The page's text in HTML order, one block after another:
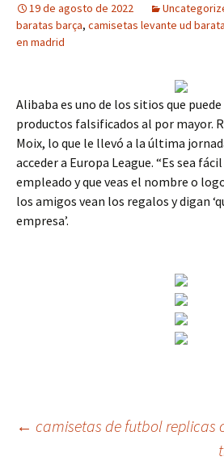
19 de agosto de 2022
baratas barça, camisetas levante ud
en madrid
Alibaba es uno de los sitios que
productos falsificados al por mayor.
Moix, lo que le llevó a la última
acceder a Europa League. “Es sea
empleado y que veas el nombre o
los amigos vean los regalos y digan
empresa’.
Navegación
← camisetas de futbol replicas